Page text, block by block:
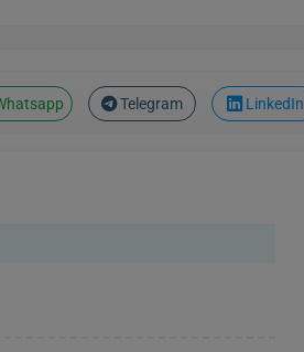
Telegram LinkedIn